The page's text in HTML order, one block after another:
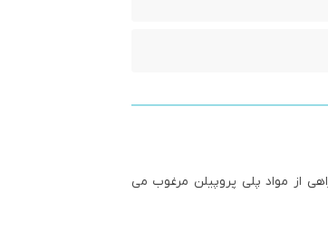
از مواد پلی پروپیلن مرغوب می